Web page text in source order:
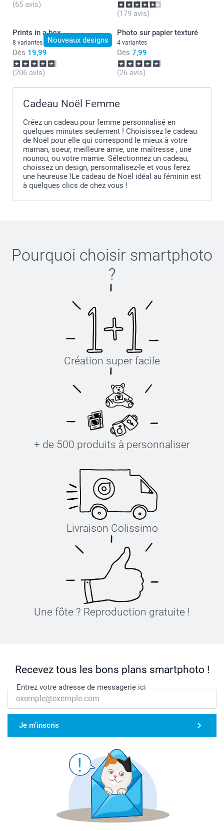
(65 avis)
(179 avis)
Nouveaux designs
Prints in a box
8 variantes
Dès 19,99
(206 avis)
Photo sur papier texturé
4 variantes
Dès 7,99
(26 avis)
Cadeau Noël Femme
Créez un cadeau pour femme personnalisé en
quelques minutes seulement ! Choisissez le cadeau
de Noël pour elle qui correspond le mieux à votre
maman, soeur, meilleure amie, une maîtresse , une
nounou, ou votre mamie. Sélectionnez un cadeau,
choissez un design, personnalisez-le et vous ferez
une heureuse !Le cadeau de Noël idéal au féminin est
à quelques clics de chez vous !
Pourquoi choisir smartphoto
?
Création super facile
+ de 500 produits à personnaliser
Livraison Colissimo
Une fôte ? Reproduction gratuite !
Recevez tous les bons plans smartphoto !
Entrez votre adresse de messagerie ici
Je m'inscris